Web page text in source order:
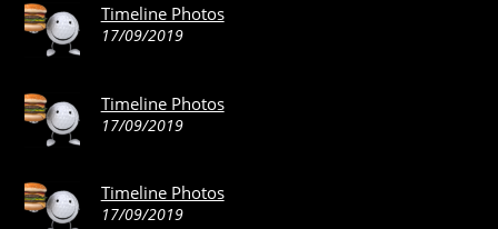
Timeline Photos
17/09/2019
Timeline Photos
17/09/2019
Timeline Photos
17/09/2019